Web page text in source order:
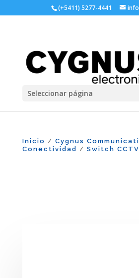
(+5411) 5277-4441
Seleccionar página
Inicio / Cygnus
Conectividad / Switch CCTV